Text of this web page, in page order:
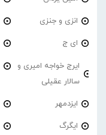
انزی و جنزی
ای ج
ایرج خواجه امیری و
سالار عقیلی
ایزدمهر
ایگرگ